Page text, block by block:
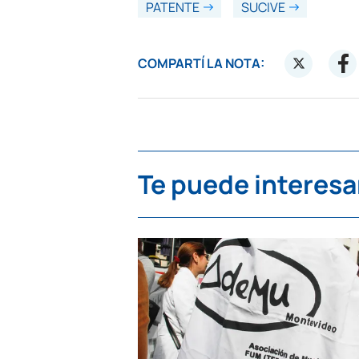
PATENTE SUCIVE
COMPARTÍ LA NOTA:
Te puede